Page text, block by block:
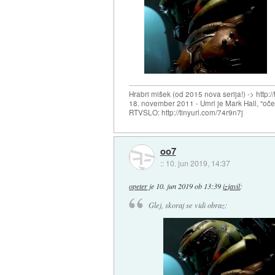
Hrabri mišek (od 2015 nova serija!) ->
18. november 2011 - Umrl je Mark Hall,
RTVSLO: http://tinyurl.com/74r9n7j
oo7
:: 10. jun 2019, 14:37
opeterje 10. jun 2019 ob 13:39 izjavil:
Glej, skoraj se vidi obraz: